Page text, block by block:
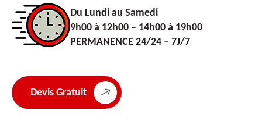
Du Lundi au Samedi
9h00 à 12h00 – 14h00 à 19h00
PERMANENCE 24/24 – 7J/7
Devis Gratuit